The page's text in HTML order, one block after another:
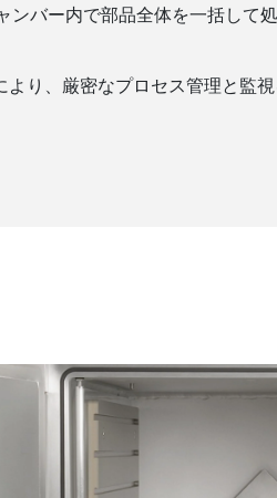
バー内で部品全体を一括して
り、厳密なプロセス管理と監